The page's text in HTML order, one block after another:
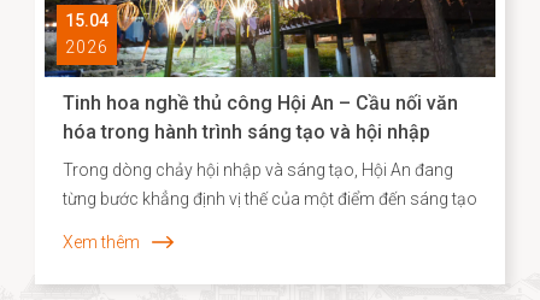
15.04
2026
Tinh hoa nghề thủ công Hội An – Cầu nối văn
hóa trong hành trình sáng tạo và hội nhập
Trong dòng chảy hội nhập và sáng tạo, Hội An đang
từng bước khẳng định vị thế của một điểm đến sáng tạo
thức mới mẻ. Năm 2026, dấu ấn ấy tiếp tục được lan
Xem thêm